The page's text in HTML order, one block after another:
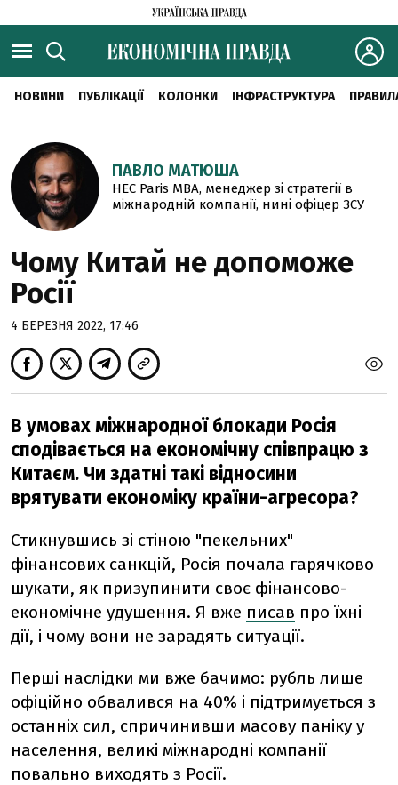
НОВИНИ ПУБЛІКАЦІЇ КОЛОНКИ ІНФРАСТРУКТУРА
ПАВЛО МАТЮША
HEC Paris MBA, менеджер зі стратегії в
міжнародній компанії, нині офіцер ЗСУ
Чому Китай не допоможе
Росії
4 БЕРЕЗНЯ 2022, 17:46
В умовах міжнародної блокади Росія
сподівається на економічну співпрацю з
Китаєм. Чи здатні такі відносини
врятувати економіку країни-агресора?
Стикнувшись зі стіною "пекельних"
фінансових санкцій, Росія почала гарячково
шукати, як призупинити своє фінансово-
економічне удушення. Я вже писав про їхні
дії, і чому вони не зарадять ситуації.
Перші наслідки ми вже бачимо: рубль лише
офіційно обвалився на 40% і підтримується з
останніх сил, спричинивши масову паніку у
населення, великі міжнародні компанії
повально виходять з Росії.